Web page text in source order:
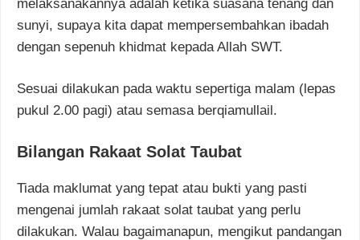
melaksanakannya adalah ketika suasana tenang dan
sunyi, supaya kita dapat mempersembahkan ibadah
dengan sepenuh khidmat kepada Allah SWT.
Sesuai dilakukan pada waktu sepertiga malam (lepas
pukul 2.00 pagi) atau semasa berqiamullail.
Bilangan Rakaat Solat Taubat
Tiada maklumat yang tepat atau bukti yang pasti
mengenai jumlah rakaat solat taubat yang perlu
dilakukan. Walau bagaimanapun, mengikut pandangan